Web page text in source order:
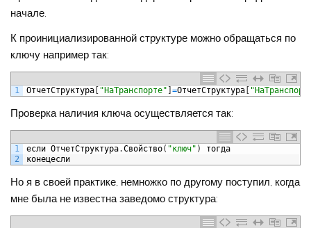
начале.
К проинициализированной структуре можно обращаться по
ключу например так:
1 ОтчетСтруктура [ "НаТранспорте" ]=ОтчетСтруктура [
Проверка наличия ключа осуществляется так:
1
2
если ОтчетСтруктура.Свойство( "ключ" )
тогда
конецесли
Но я в своей практике, немножко по другому поступил, когда
мне была не известна заведомо структура: